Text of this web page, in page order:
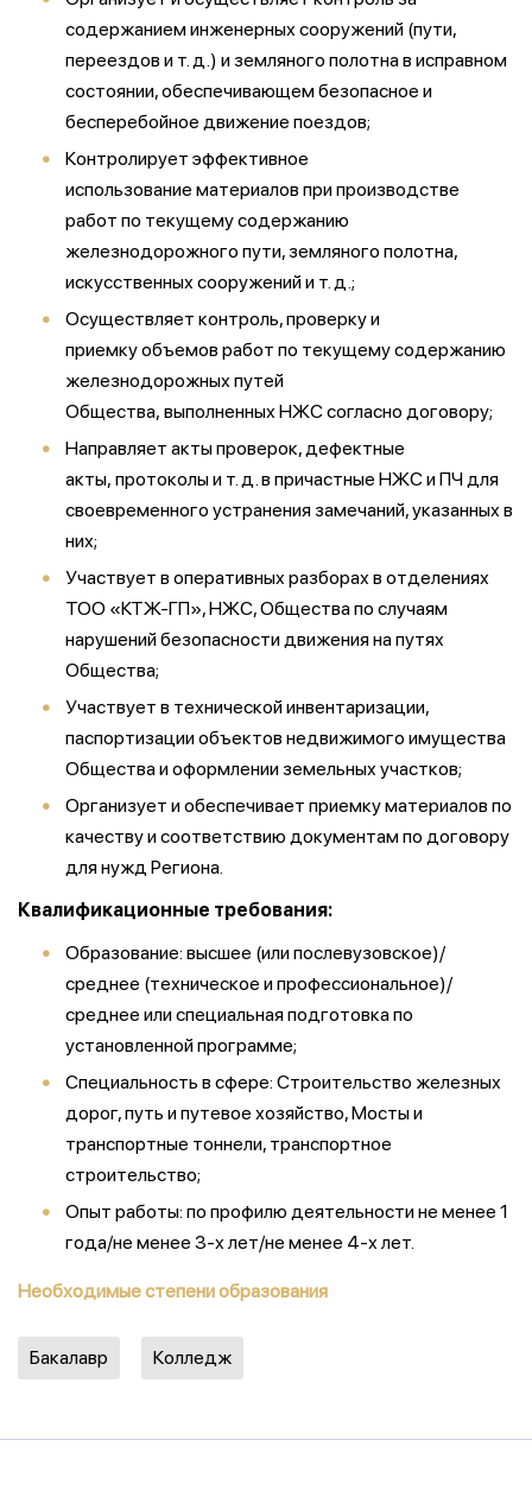
содержанием инженерных сооружений (пути,
переездов и т. д.) и земляного полотна в исправном
состоянии, обеспечивающем безопасное и
бесперебойное движение поездов;
Контролирует эффективное
использование материалов при производстве
работ по текущему содержанию
железнодорожного пути, земляного полотна,
искусственных сооружений и т. д.;
Осуществляет контроль, проверку и
приемкуобъемов работ по текущему содержанию
железнодорожных путей
Общества, выполненных НЖС согласно договору;
Направляет акты проверок, дефектные
акты, протоколыи т. д. в причастные НЖС и ПЧ для
своевременного устранения замечаний, указанных в
них;
Участвует в оперативных разборах в отделениях
ТОО «КТЖ-ГП», НЖС, Общества по случаям
нарушений безопасности движения на путях
Общества;
Участвует в технической инвентаризации,
паспортизации объектов недвижимого имущества
Общества иоформлении земельных участков;
Организует и обеспечивает приемку материалов по
качеству исоответствию документампо договору
для нужд Региона.
Квалификационные требования:
Образование: высшее (или послевузовское)/
среднее (техническое и профессиональное)/
среднее или специальная подготовка по
установленной программе;
Специальность в сфере: Строительство железных
дорог, путь и путевое хозяйство, Мосты и
транспортные тоннели, транспортное
строительство;
Опыт работы: по профилю деятельности не менее 1
года/не менее 3-х лет/не менее 4-х лет.
Необходимые степени образования
Бакалавр Колледж